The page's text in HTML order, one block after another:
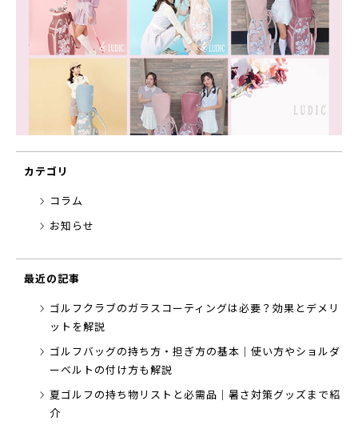
カテゴリ
コラム
お知らせ
最近の記事
ゴルフクラブのガラスコーティングは必要？効果とデメリ
ットを解説
ゴルフバッグの持ち方・担ぎ方の基本｜使い方やショルダ
ーベルトの付け方も解説
夏ゴルフの持ち物リストと必需品｜暑さ対策グッズまで紹
介